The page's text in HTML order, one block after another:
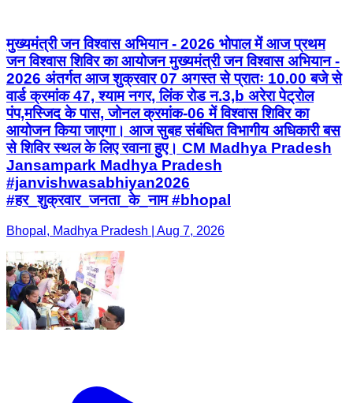
मुख्यमंत्री जन विश्वास अभियान - 2026 भोपाल में आज प्रथम
जन विश्वास शिविर का आयोजन मुख्यमंत्री जन विश्वास अभियान -
2026 अंतर्गत आज शुक्रवार 07 अगस्त से प्रातः 10.00 बजे से
वार्ड क्रमांक 47, श्याम नगर, लिंक रोड न.3,b अरेरा पेट्रोल
पंप,मस्जिद के पास, जोनल क्रमांक-06 में विश्वास शिविर का
आयोजन किया जाएगा। आज सुबह संबंधित विभागीय अधिकारी बस
से शिविर स्थल के लिए रवाना हुए। CM Madhya Pradesh
Jansampark Madhya Pradesh
#janvishwasabhiyan2026
#हर_शुक्रवार_जनता_के_नाम #bhopal
Bhopal, Madhya Pradesh | Aug 7, 2026